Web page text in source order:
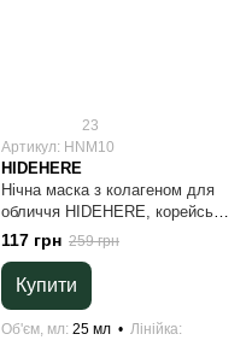
23
Артикул: HNM10
HIDEHERE
Нічна маска з колагеном для
обличчя HIDEHERE, корейська
косметика, тревел формат
117 грн 259 грн
Купити
Об'єм, мл 25 мл
Лінійка